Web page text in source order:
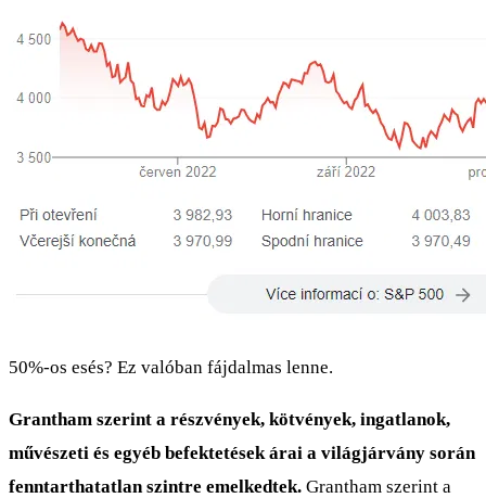
50%-os esés? Ez valóban fájdalmas lenne.
Grantham szerint a részvények, kötvények, ingatlanok,
művészeti és egyéb befektetések árai a világjárvány során
fenntarthatatlan szintre emelkedtek. Grantham szerint a